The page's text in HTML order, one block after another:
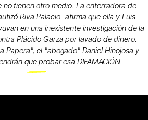
no tienen otro medio. La enterradora de
Riva Palacio- afirma que ella y Luis
en una inexistente investigación de la
Plácido Garza por lavado de dinero.
Papera", el "abogado" Daniel Hinojosa y
que probar esa DIFAMACIÓN.